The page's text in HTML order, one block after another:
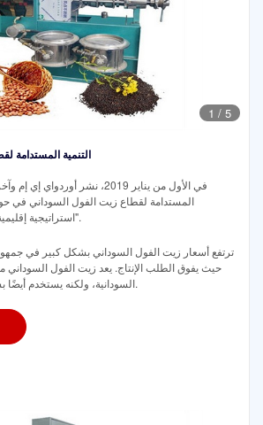
1 / 5
التنمية المستدامة
في الأول من يناير 2019، نشر
المستدامة لقطاع زيت الفول السوداني في
استراتيجية إقليمية تشمل صغار المزارعين".
ترتفع أسعار زيت الفول السوداني بشكل كبير في
حيث يفوق الطلب الإنتاج. يعد زيت الفول السوداني
السودانية، ولكنه يستخدم أيضًا بشكل شائع لصنع الصابون.